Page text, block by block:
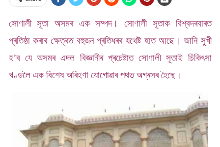
সোণালী সূতা অসমৰ এক সম্পদ। সোণালী সূতাক বিশ্বদৰবাৰত
প্ৰতিষ্ঠা কৰাৰ ক্ষেত্ৰত বহুজন প্ৰতিধৰৰ যথেষ্ট হাত আছে। জানি সুখী
হ’ব যে অসমৰ এদল বিজ্ঞানীৰ প্ৰচেষ্টাত সোণালী সূতাই চিকিৎসা
খণ্ডলৈ এক বিশেষ অৰিহণা যোগোৱাৰ পথত অগ্ৰসৰ হৈছে।